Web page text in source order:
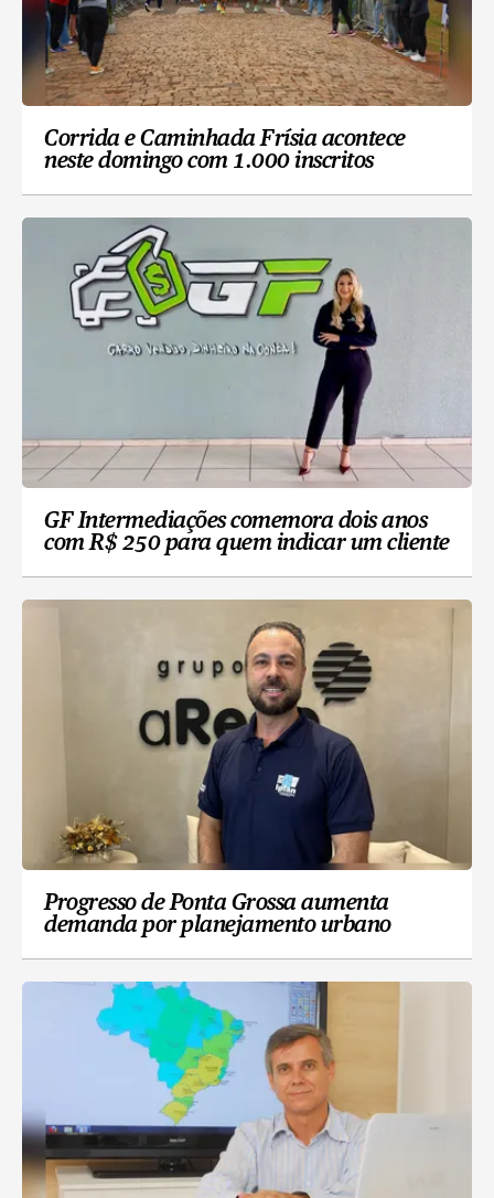
Corrida e Caminhada Frísia acontece
neste domingo com 1.000 inscritos
GF Intermediações comemora dois anos
com R$ 250 para quem indicar um cliente
Progresso de Ponta Grossa aumenta
demanda por planejamento urbano